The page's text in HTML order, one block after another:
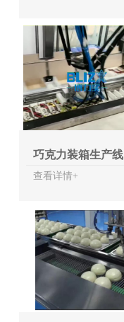
巧克力装箱生产线
查看详情+